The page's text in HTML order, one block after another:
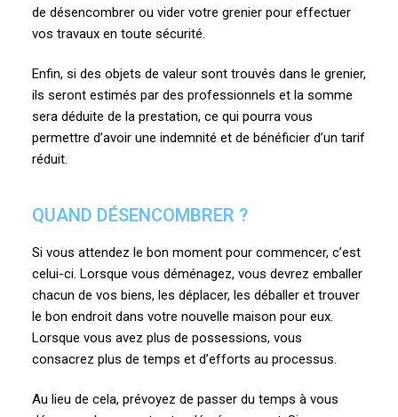
de désencombrer ou vider votre grenier pour effectuer
vos travaux en toute sécurité.
Enfin, si des objets de valeur sont trouvés dans le grenier,
ils seront estimés par des professionnels et la somme
sera déduite de la prestation, ce qui pourra vous
permettre d’avoir une indemnité et de bénéficier d’un tarif
réduit.
QUAND DÉSENCOMBRER ?
Si vous attendez le bon moment pour commencer, c’est
celui-ci. Lorsque vous déménagez, vous devrez emballer
chacun de vos biens, les déplacer, les déballer et trouver
le bon endroit dans votre nouvelle maison pour eux.
Lorsque vous avez plus de possessions, vous
consacrez plus de temps et d’efforts au processus.
Au lieu de cela, prévoyez de passer du temps à vous